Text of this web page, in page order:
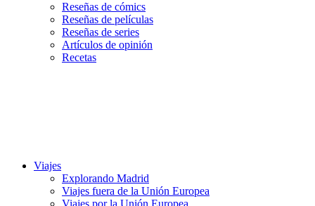
Reseñas de cómics
Reseñas de películas
Reseñas de series
Artículos de opinión
Recetas
Viajes
Explorando Madrid
Viajes fuera de la Unión Europea
Viajes por la Unión Europea